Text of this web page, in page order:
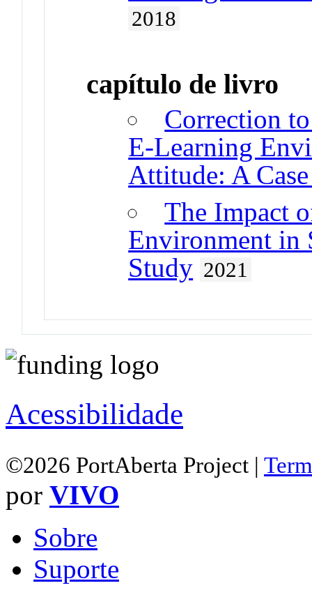
2018
capítulo de livro
Correction
E-Learning
Attitude: A
The Impact
Environment in
Study 2021
Acessibilidade
©2026 PortAberta Project |
por VIVO
Sobre
Suporte